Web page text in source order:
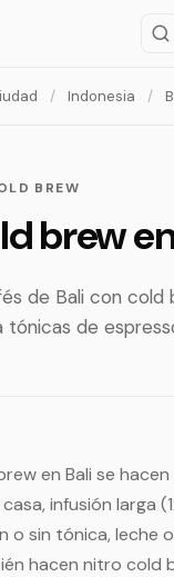
/ Indonesia /
BREW
brew
de Bali con
de
en Bali se
infusión larga
o sin tónica, leche
hacen nitro cold